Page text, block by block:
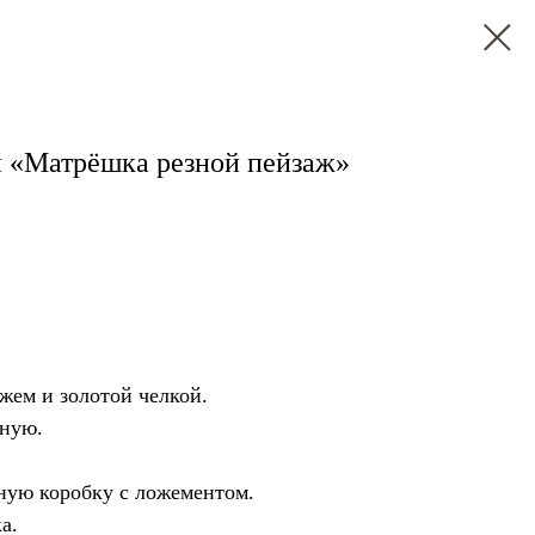
«Матрёшка резной пейзаж»
и золотой челкой.
коробку с ложементом.